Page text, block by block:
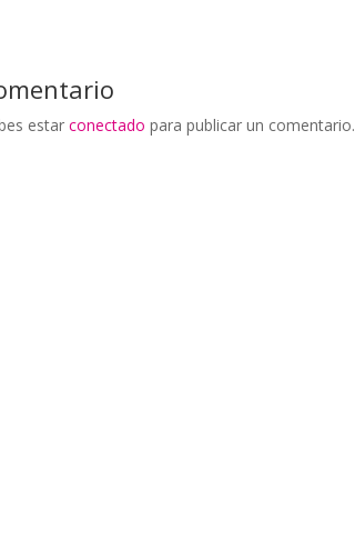
estarconectado para publicar un comentario.